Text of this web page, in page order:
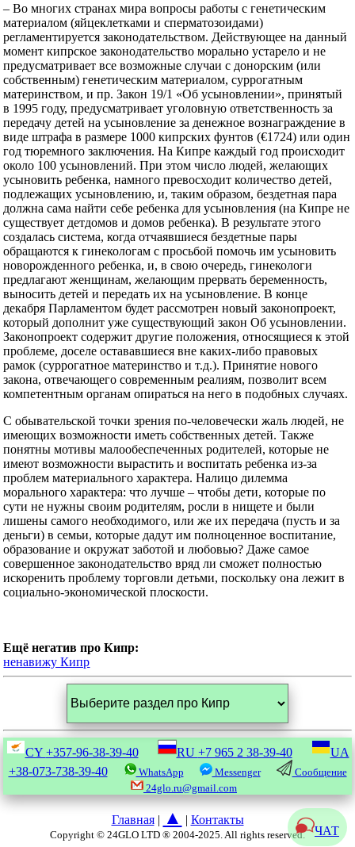
– Во многих странах мира вопросы работы с генетическим
материалом (яйцеклетками и сперматозоидами)
регламентируется законодательством. Действующее на данный
момент кипрское законодательство морально устарело и не
предусматривает все возможные случаи с донорским (или
собственным) генетическим материалом, суррогатным
материнством, и пр. Закон 19/1 «Об усыновлении», принятый
в 1995 году, предусматривает уголовную ответственность за
передачу детей на усыновление за денежное вознаграждение в
виде штрафа в размере 1000 кипрских фунтов (€1724) или один
год тюремного заключения. На Кипре каждый год происходит
около 100 усыновлений. При этом число людей, желающих
усыновить ребенка, намного превосходит количество детей,
подлежащих усыновлению, и, таким образом, бездетная пара
должна сама найти себе ребенка для усыновления (на Кипре не
существует детдомов и домов ребенка). В результате этого
создалась система, когда отчаявшиеся бездетные пары
обращаются к гинекологам с просьбой помочь им усыновить
новорожденного ребенка, и, в свою очередь, гинекологи
предлагают женщинам, желающим прервать беременность,
выносить детей и передать их на усыновление. В конце
декабря Парламентом будет рассмотрен новый законопроект,
который дополнит уже существующий закон Об усыновлении.
Законопроект содержит другие положения, относящиеся к этой
проблеме, доселе остававшиеся вне каких-либо правовых
рамок (суррогатное материнство и т.д.). Принятие нового
закона, отвечающего современным реалиям, позволит всем
компетентным органам опираться на него в подобных случаях.
С обывательской точки зрения по-человечески жаль людей, не
имеющих возможности иметь собственных детей. Также
понятны мотивы малообеспеченных родителей, которые не
имеют возможности вырастить и воспитать ребенка из-за
проблем материального характера. Налицо дилемма
морального характера: что лучше – чтобы дети, которые по
сути не нужны своим родителям, росли в нищете и были
лишены самого необходимого, или же их передача (пусть и за
деньги) в семьи, которые дадут им полноценное воспитание,
образование и окружат заботой и любовью? Даже самое
совершенное законодательство вряд ли сможет полностью
искоренить проблему торговли детьми, поскольку она лежит в
социально-экономической плоскости.
Ещё негатив про Кипр:
ненавижу Кипр
CY +357-96-38-39-40 RU +7 965 2 38-39-40
UA
+38-073-738-39-40
WhatsApp Messenger
Сообщение
24glo.ru@gmail.com
Главная| ▲ | Контакты
Copyright © 24GLO LTD ® 2004-2025. All rights reserved. ЧАТ